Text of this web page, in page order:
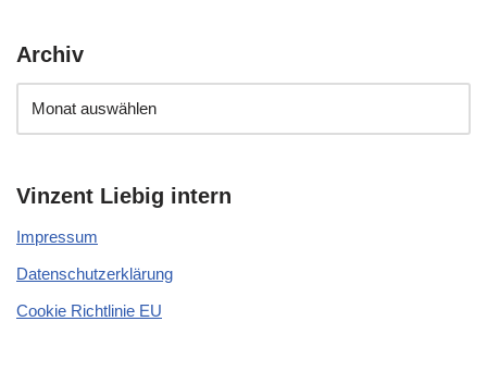
Archiv
Vinzent Liebig intern
Impressum
Datenschutzerklärung
Cookie Richtlinie EU